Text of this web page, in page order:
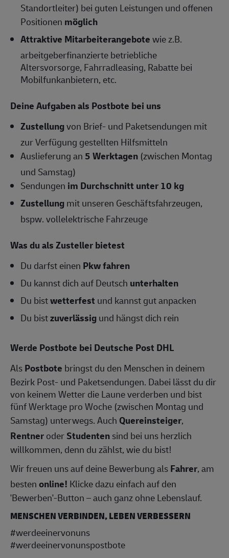
Standortleiter) bei guten Leistungen und offenen
Positionen möglich
Attraktive Mitarbeiterangebotewie z.B.
arbeitgeberfinanzierte betriebliche
Altersvorsorge, Fahrradleasing, Rabatte bei
Mobilfunkanbietern, etc.
Deine Aufgaben als Postbote bei uns
Zustellungvon Brief- und Paketsendungen mit
zur Verfügung gestellten Hilfsmitteln
Auslieferung an5 Werktagen (zwischen Montag
und Samstag)
Sendungen im Durchschnitt unter 10 kg
Zustellungmit unseren Geschäftsfahrzeugen,
bspw. vollelektrische Fahrzeuge
Was du als Zusteller bietest
Du darfst einen Pkw fahren
Du kannst dich auf Deutsch unterhalten
Du bistwetterfest und kannst gut anpacken
Du bistzuverlässigund hängst dich rein
Werde Postbote bei Deutsche Post DHL
AlsPostbote bringst du den Menschen in deinem
Bezirk Post- und Paketsendungen. Dabei lässt du dir
von keinem Wetter die Laune verderben und bist
fünf Werktage pro Woche (zwischen Montag und
Samstag) unterwegs. Auch Quereinsteiger,
RentneroderStudentensind bei uns herzlich
willkommen, denn du zählst, wie du bist!
Wir freuen uns auf deine Bewerbung alsFahrer, am
bestenonline! Klicke dazu einfach auf den
'Bewerben'-Button – auch ganz ohne Lebenslauf.
MENSCHEN VERBINDEN, LEBEN VERBESSERN
#werdeeinervonuns
#werdeeinervonunspostbote